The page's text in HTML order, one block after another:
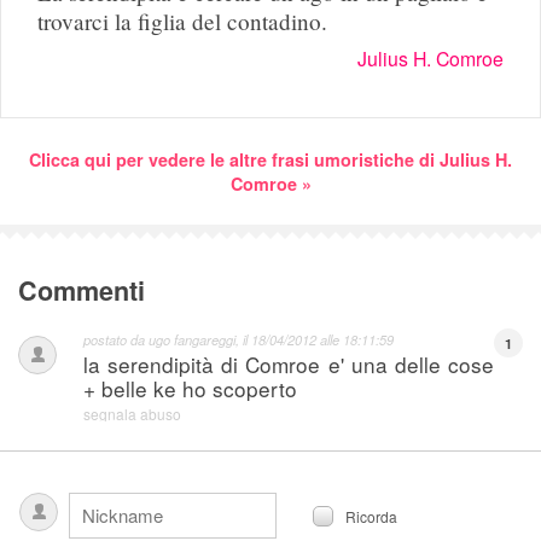
trovarci la figlia del contadino.
Julius H. Comroe
Clicca qui per vedere le altre frasi umoristiche di Julius H.
Comroe »
Commenti
1
postato daugo fangareggi, il 18/04/2012 alle 18:11:59
la serendipità di Comroe e' una delle cose
+ belle ke ho scoperto
segnala abuso
Ricorda